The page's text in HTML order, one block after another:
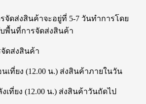
รจัดส่งสินค้าจะอยู่ที่ 5-7 วันทำการโดย
พื้นที่การจัดส่งสินค้า
จัดส่งสินค้า
นเที่ยง (12.00 น.) ส่งสินค้าภายในวัน
เที่ยง (12.00 น.) ส่งสินค้าวันถัดไป